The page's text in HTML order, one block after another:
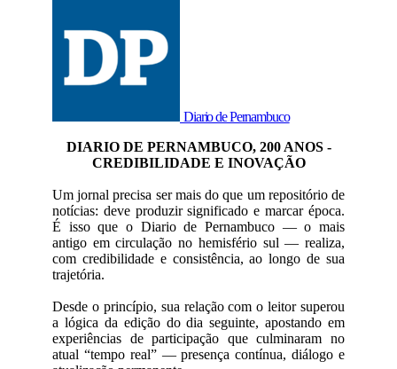
Diario de Pernambuco
DIARIO DE PERNAMBUCO, 200 ANOS -
CREDIBILIDADE E INOVAÇÃO
Um jornal precisa ser mais do que um repositório de
notícias: deve produzir significado e marcar época.
É isso que o Diario de Pernambuco — o mais
antigo em circulação no hemisfério sul — realiza,
com credibilidade e consistência, ao longo de sua
trajetória.
Desde o princípio, sua relação com o leitor superou
a lógica da edição do dia seguinte, apostando em
experiências de participação que culminaram no
atual “tempo real” — presença contínua, diálogo e